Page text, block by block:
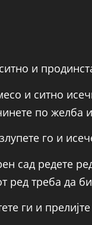
и
и ситно
по желба
го и
сад редете
ред треба да
ги и